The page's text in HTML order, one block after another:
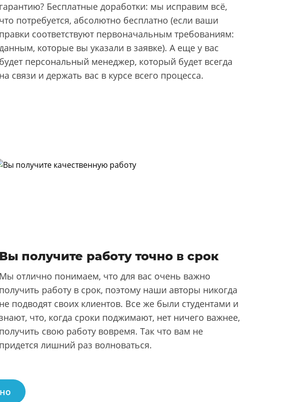
гарантию? Бесплатные доработки: мы исправим всё,
что потребуется, абсолютно бесплатно (если ваши
правки соответствуют первоначальным требованиям:
которые вы указали в заявке). А еще у вас
будет персональный менеджер, который будет всегда
на связи и держать вас в курсе всего процесса.
Вы получите работу точно в срок
Мы отлично понимаем, что для вас очень важно
получить работу в срок, поэтому наши авторы никогда
не подводят своих клиентов. Все же были студентами и
что, когда сроки поджимают, нет ничего важнее,
получить свою работу вовремя. Так что вам не
придется лишний раз волноваться.